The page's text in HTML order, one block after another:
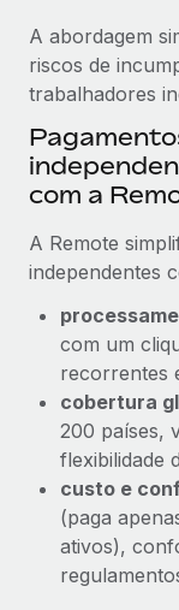
A abordagem
riscos de
trabalhadores
com a
A Remote
independentes
com um
recorrentes
cobertura
200 países,
flexibilidade
custo e
(paga
ativos),